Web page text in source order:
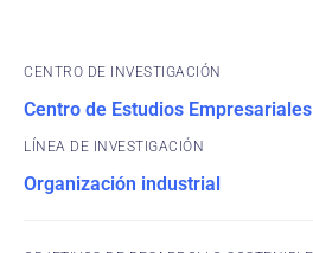
CENTRO DE INVESTIGACIÓN
Centro de Estudios Empresariales
Organización industrial